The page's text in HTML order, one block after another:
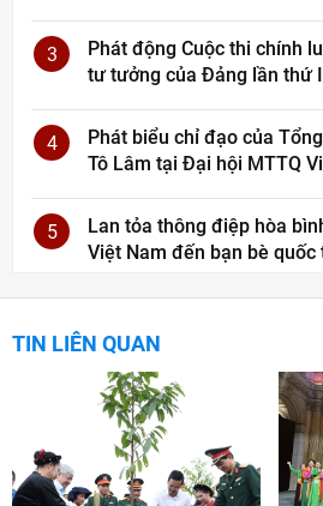
3
Phát động Cuộc thi chính
tư tưởng của Đảng lần thứ
4
Phát biểu chỉ đạo của
Tô Lâm tại Đại hội MTTQ
5
Lan tỏa thông điệp hòa
Việt Nam đến bạn bè quốc
TIN LIÊN QUAN